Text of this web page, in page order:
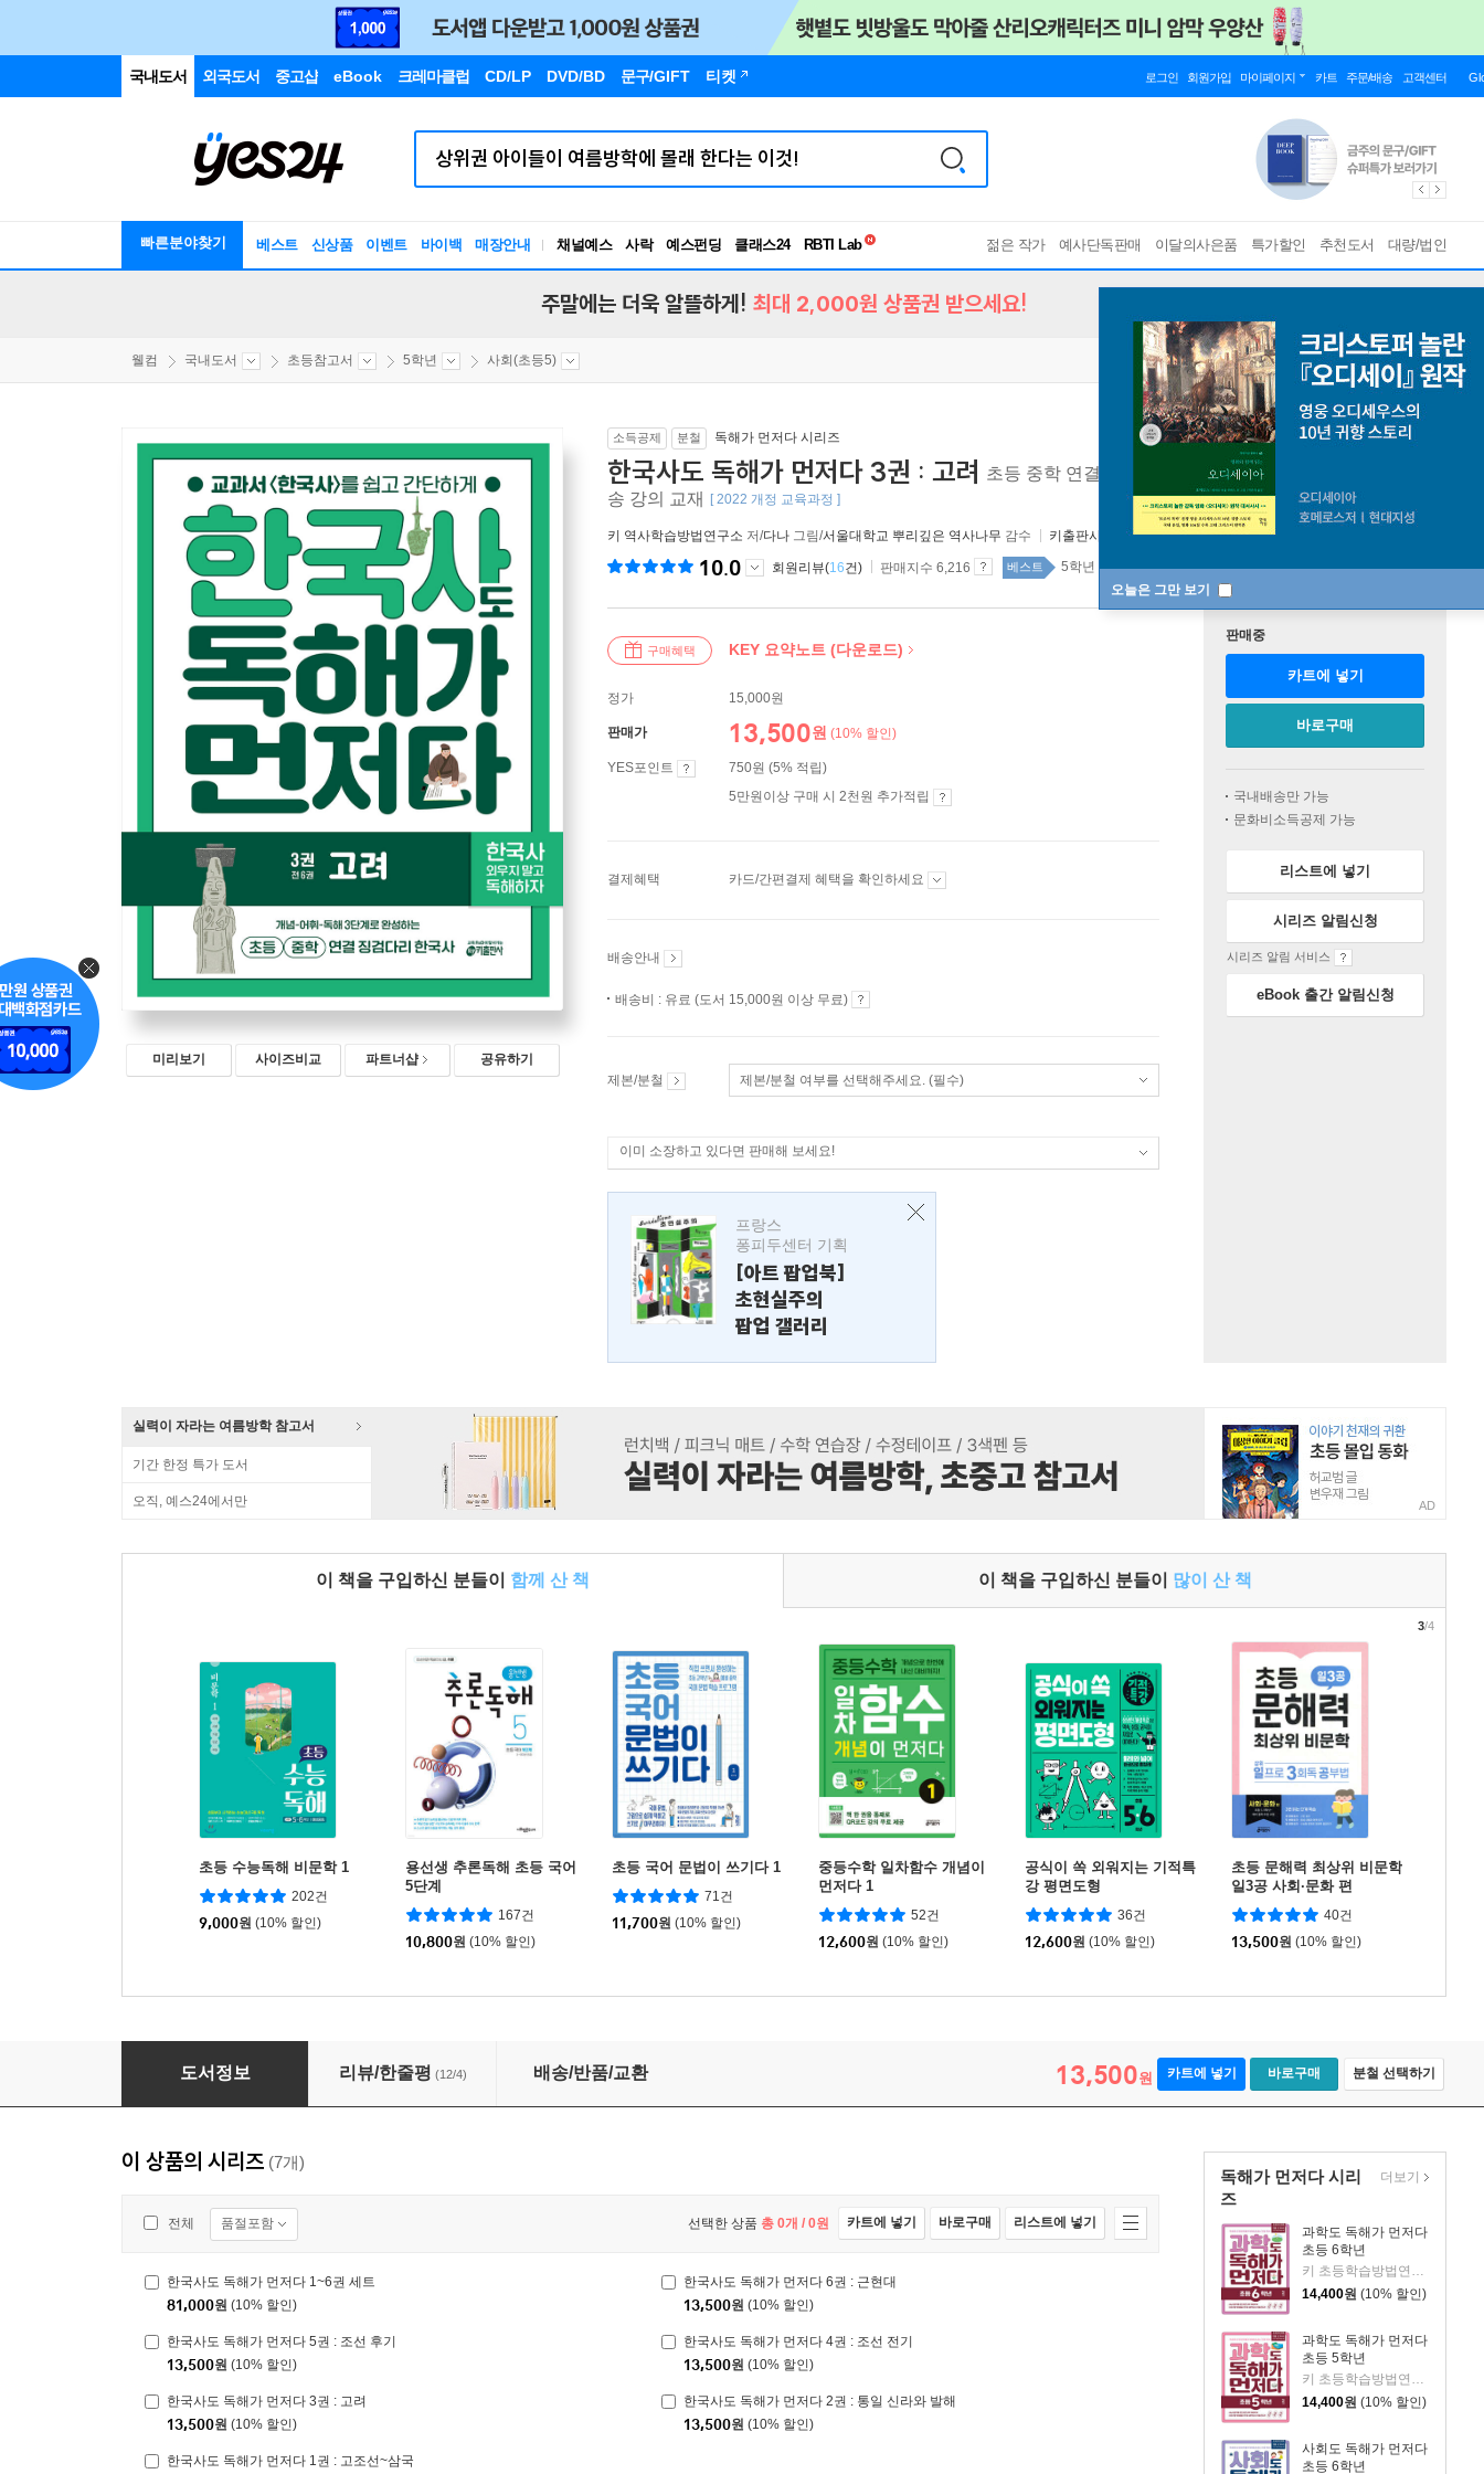
국내도서 외국도서 중고샵 eBook 크레마클럽 CD/LP DVD/BD 문구/GIFT 티켓 로그인 회원가입 마이페이지 카트 주문/배송 고객센터
빠른분야찾기 베스트 신상품 이벤트 바이백 매장안내 채널예스 사락 예스펀딩 클래스24
독서유형검사
젊은 작가 예사단독판매 이달의사은품 특가할인 추천도서 대량/법인
오늘은 그만 보기
주말에는 더욱 알뜰하게! 최대 2,000원 상품권 받으세요!
웰컴 국내도서 초등참고서 5학년 사회(초등5)
미리보기 사이즈비교 파트너샵 공유하기
소득공제 분철 독해가 먼저다 시리즈
한국사도 독해가 먼저다 3권 : 고려 초등 중학 연결 징검다리 한국사 / 강남구청 인터넷 수능방
송 강의 교재
[ 2022 개정 교육과정 ]
키 역사학습방법연구소 저/다나 그림/서울대학교 뿌리깊은 역사나무 감수 키출판사 2024년 11월 20일
10.0 회원리뷰(16건) 판매지수 6,216 베스트 5학년 top100 3주
구매혜택 KEY 요약노트 (다운로드)
정가 15,000원
판매가 13,500원 (10% 할인)
YES포인트
750원 (5% 적립)
5만원이상 구매 시 2천원 추가적립
결제혜택 카드/간편결제 혜택을 확인하세요
배송안내
배송비 : 유료 (도서 15,000원 이상 무료)
제본/분철 제본/분철 여부를 선택해주세요. (필수)
이미 소장하고 있다면 판매해 보세요!
프랑스
퐁피두센터 기획
[아트 팝업북]
초현실주의
팝업 갤러리
판매중
카트에 넣기
바로구매
국내배송만 가능
문화비소득공제 가능
리스트에 넣기
시리즈 알림신청
시리즈 알림 서비스
eBook 출간 알림신청
실력이 자라는 여름방학 참고서
기간 한정 특가 도서
오직, 예스24에서만 AD
이 책을 구입하신 분들이 함께 산 책 이 책을 구입하신 분들이 많이 산 책
초등 수능독해 비문학 1
202건
9,000원 (10% 할인)
용선생 추론독해 초등 국어
5단계
167건
10,800원 (10% 할인)
초등 국어 문법이 쓰기다 1
71건
11,700원 (10% 할인)
중등수학 일차함수 개념이
먼저다 1
52건
12,600원 (10% 할인)
공식이 쏙 외워지는 기적특
강 평면도형
36건
12,600원 (10% 할인)
초등 문해력 최상위 비문학
일3공 사회·문화 편
40건
13,500원 (10% 할인)
3/4
한국사도 독해가 먼저다 3권 : 고려
도서정보 리뷰/한줄평 (12/4) 배송/반품/교환 13,500원 카트에 넣기 바로구매 분철 선택하기
독해가 먼저다 시리
즈
과학도 독해가 먼저다
초등 6학년
키 초등학습방법연구소 저/정인성,천복주 그림
14,400원 (10% 할인)
과학도 독해가 먼저다
초등 5학년
키 초등학습방법연구소 저/정인성,천복주 그림
14,400원 (10% 할인)
사회도 독해가 먼저다
초등 6학년
더보기
이 상품의 시리즈 (7개)
전체 품절포함 선택한 상품 총 0개 / 0원 카트에 넣기 바로구매 리스트에 넣기
한국사도 독해가 먼저다 1~6권 세트
81,000원 (10% 할인)
한국사도 독해가 먼저다 6권 : 근현대
13,500원 (10% 할인)
한국사도 독해가 먼저다 5권 : 조선 후기
13,500원 (10% 할인)
한국사도 독해가 먼저다 4권 : 조선 전기
13,500원 (10% 할인)
한국사도 독해가 먼저다 3권 : 고려
13,500원 (10% 할인)
한국사도 독해가 먼저다 2권 : 통일 신라와 발해
13,500원 (10% 할인)
한국사도 독해가 먼저다 1권 : 고조선~삼국